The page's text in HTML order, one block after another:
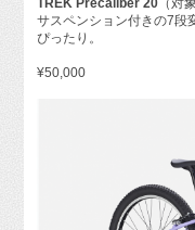
サスペンション付きの7段
ぴったり。
¥50,000